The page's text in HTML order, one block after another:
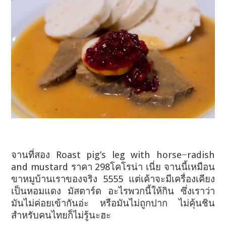
จานที่สอง Roast pig’s leg with horse−radish
and mustard ราคา 298โคโรน่า เนี่ย จานนี้เหมือน
ขาหมูบ้านเราของจริง 5555 แต่เค้าจะมีเครื่องเคียง
เป็นหอมแดง มัสตาร์ด อะไรพวกนี้ให้กิน ซึ่งเราว่า
มันไม่ค่อยเข้ากันอ่ะ หรือมันไม่ถูกปาก ไม่คุ้นชิน
สำหรับคนไทยก็ไม่รู้นะฮะ